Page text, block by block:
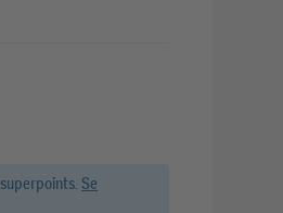
superpoints. Se